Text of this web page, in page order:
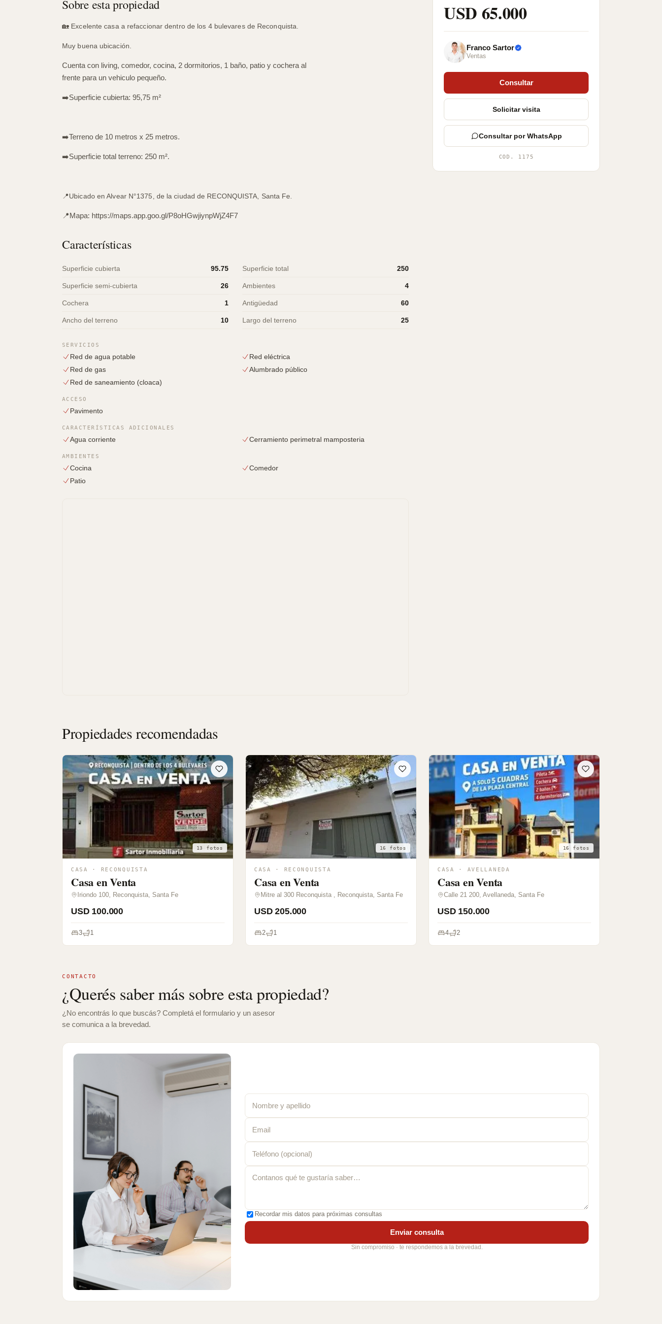
Sobre esta propiedad
🏡 Excelente casa a refaccionar dentro de los 4 bulevares de Reconquista.
Muy buena ubicación.
Cuenta con living, comedor, cocina, 2 dormitorios, 1 baño, patio y cochera al
frente para un vehiculo pequeño.
➡️Superficie cubierta: 95,75 m²
➡️Terreno de 10 metros x 25 metros.
➡️Superficie total terreno: 250 m².
📍Ubicado en Alvear N°1375, de la ciudad de RECONQUISTA, Santa Fe.
📍Mapa: https://maps.app.goo.gl/P8oHGwjiynpWjZ4F7
Características
Superficie cubierta 95.75 Superficie total 250
Superficie semi-cubierta 26 Ambientes 4
Cochera 1 Antigüedad 60
Ancho del terreno 10 Largo del terreno 25
SERVICIOS
Red de agua potable
Red eléctrica
Red de gas
Alumbrado público
Red de saneamiento (cloaca)
ACCESO
Pavimento
CARACTERÍSTICAS ADICIONALES
Agua corriente Cerramiento perimetral mamposteria
AMBIENTES
Cocina
Comedor
Patio
USD 65.000
Franco Sartor
Ventas
Consultar
Solicitar visita
Consultar por WhatsApp
COD. 1175
Propiedades recomendadas
13 fotos
CASA · RECONQUISTA
Casa en Venta
Iriondo 100, Reconquista, Santa Fe
USD 100.000
3 1
16 fotos
CASA · RECONQUISTA
Casa en Venta
Mitre al 300 Reconquista , Reconquista, Santa Fe
USD 205.000
2 1
16 fotos
CASA · AVELLANEDA
Casa en Venta
Calle 21 200, Avellaneda, Santa Fe
USD 150.000
4 2
CONTACTO
¿Querés saber más sobre esta propiedad?
¿No encontrás lo que buscás? Completá el formulario y un asesor
se comunica a la brevedad.
Recordar mis datos para próximas consultas
Enviar consulta
Sin compromiso · te respondemos a la brevedad.